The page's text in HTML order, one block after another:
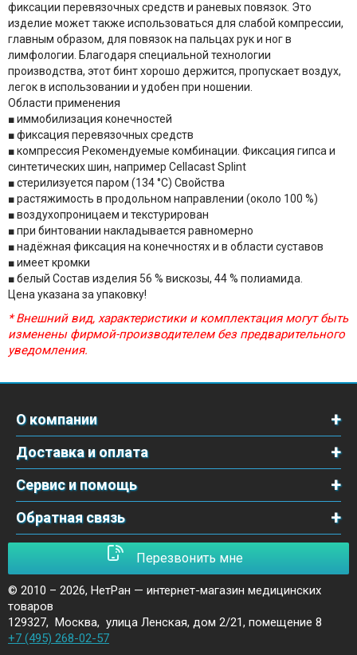
фиксации перевязочных средств и раневых повязок. Это
изделие может также использоваться для слабой компрессии,
главным образом, для повязок на пальцах рук и ног в
лимфологии. Благодаря специальной технологии
производства, этот бинт хорошо держится, пропускает воздух,
легок в использовании и удобен при ношении.
Области применения
■ иммобилизация конечностей
■ фиксация перевязочных средств
■ компрессия Рекомендуемые комбинации. Фиксация гипса и
синтетических шин, например Cellacast Splint
■ стерилизуется паром (134 °C) Свойства
■ растяжимость в продольном направлении (около 100 %)
■ воздухопроницаем и текстурирован
■ при бинтовании накладывается равномерно
■ надёжная фиксация на конечностях и в области суставов
■ имеет кромки
■ белый Состав изделия 56 % вискозы, 44 % полиамида.
Цена указана за упаковку!
* Внешний вид, характеристики и комплектация могут быть
изменены фирмой-производителем без предварительного
уведомления.
О компании
Доставка и оплата
Сервис и помощь
Обратная связь
Перезвонить мне
© 2010 – 2026, НетРан — интернет-магазин медицинских
товаров
129327, Москва, улица Ленская, дом 2/21, помещение 8
+7 (495) 268-02-57